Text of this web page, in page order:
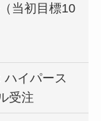
当初目標10
ハイパース
受注